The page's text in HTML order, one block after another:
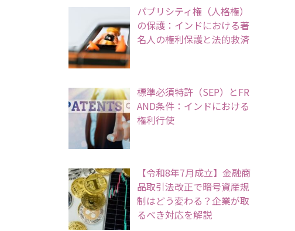
パブリシティ権（人格権）
の保護：インドにおける著
名人の権利保護と法的救済
標準必須特許（SEP）とFR
AND条件：インドにおける
権利行使
【令和8年7月成立】金融商
品取引法改正で暗号資産規
制はどう変わる？企業が取
るべき対応を解説